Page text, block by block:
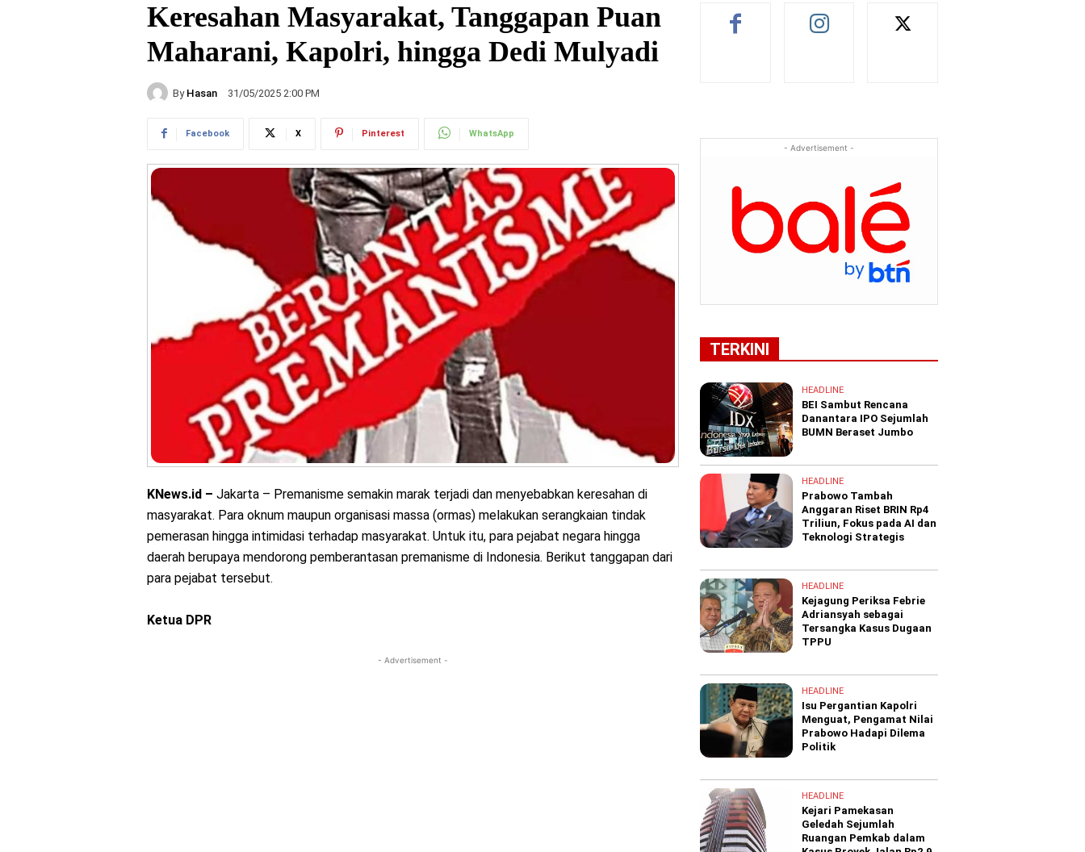
Keresahan Masyarakat, Tanggapan Puan
Maharani, Kapolri, hingga Dedi Mulyadi
By Hasan 31/05/2025 2:00 PM
Facebook X Pinterest WhatsApp
KNews.id – Jakarta – Premanisme semakin marak terjadi dan menyebabkan keresahan di
masyarakat. Para oknum maupun organisasi massa (ormas) melakukan serangkaian tindak
pemerasan hingga intimidasi terhadap masyarakat. Untuk itu, para pejabat negara hingga
daerah berupaya mendorong pemberantasan premanisme di Indonesia. Berikut tanggapan dari
para pejabat tersebut.
Ketua DPR
- Advertisement -
- Advertisement -
TERKINI
HEADLINE
BEI Sambut Rencana
Danantara IPO Sejumlah
BUMN Beraset Jumbo
HEADLINE
Prabowo Tambah
Anggaran Riset BRIN Rp4
Triliun, Fokus pada AI dan
Teknologi Strategis
HEADLINE
Kejagung Periksa Febrie
Adriansyah sebagai
Tersangka Kasus Dugaan
TPPU
HEADLINE
Isu Pergantian Kapolri
Menguat, Pengamat Nilai
Prabowo Hadapi Dilema
Politik
HEADLINE
Kejari Pamekasan
Geledah Sejumlah
Ruangan Pemkab dalam